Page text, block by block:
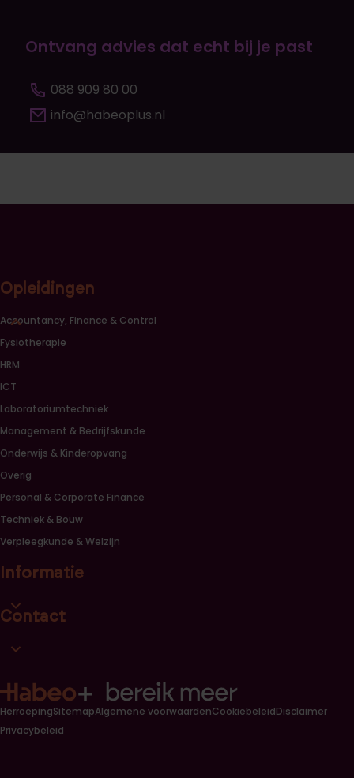
Ontvang advies dat echt bij je past
088 909 80 00
info@habeoplus.nl
Opleidingen
Sluiten opleidingscategorieën link lijst
Accountancy, Finance & Control
Fysiotherapie
HRM
ICT
Laboratoriumtechniek
Management & Bedrijfskunde
Onderwijs & Kinderopvang
Overig
Personal & Corporate Finance
Techniek & Bouw
Verpleegkunde & Welzijn
Informatie
Open informatie link lijst
Contact
Open contact link lijst
HerroepingSitemapAlgemene voorwaardenCookiebeleidDisclaimer
Privacybeleid